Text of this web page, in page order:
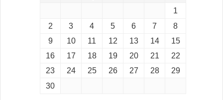
1
2
3 4 5 6 7
8
9
10 11 12 13 14
15
16
17 18 19 20 21
22
23
24 25 26 27 28
29
30